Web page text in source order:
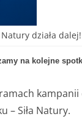
Natury działa
na kolejne
– Siła Natury.